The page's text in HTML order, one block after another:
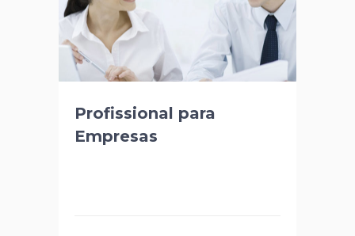
Profissional para
Empresas